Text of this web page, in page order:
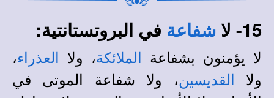
15- لا شفاعة في البروتستانتية:
لا يؤمنون بشفاعة الملائكة، ولا العذراء،
ولا
القديسين، ولا شفاعة الموتى في